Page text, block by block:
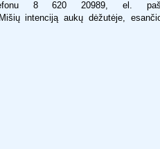
8 620 20989, el.
intenciją aukų dėžutėje,